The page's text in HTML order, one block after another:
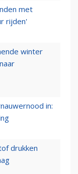
met
rijden'
winter
in:
drukken